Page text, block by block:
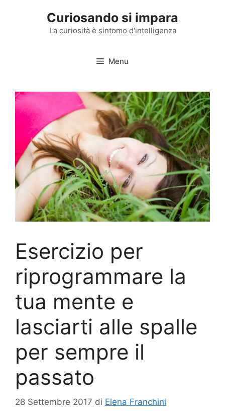
Curiosando si impara
La curiosità è sintomo d'intelligenza
Menu
Esercizio per
riprogrammare la
tua mente e
lasciarti alle spalle
per sempre il
passato
28 Settembre 2017 di Elena Franchini